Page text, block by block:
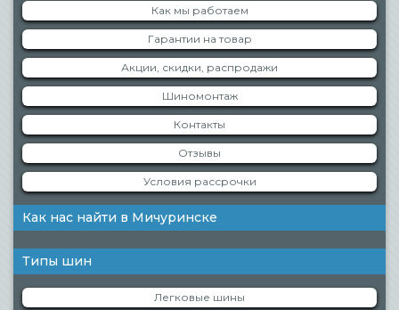
Как мы работаем
Гарантии на товар
Акции, скидки, распродажи
Шиномонтаж
Контакты
Отзывы
Условия рассрочки
Как нас найти в Мичуринске
Типы шин
Легковые шины